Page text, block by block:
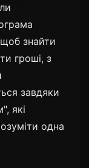
знайти
гроші, з
завдяки
які
одна